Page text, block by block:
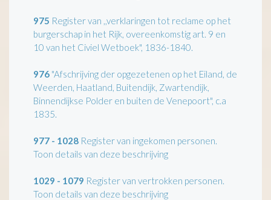
975 Register van ,,verklaringen tot reclame op het
burgerschap in het Rijk, overeenkomstig art. 9 en
10 van het Civiel Wetboek", 1836-1840.
976 "Afschrijving der opgezetenen op het Eiland, de
Weerden, Haatland, Buitendijk, Zwartendijk,
Binnendijkse Polder en buiten de Venepoort", c.a
1835.
977 - 1028 Register van ingekomen personen.
Toon details van deze beschrijving
1029 - 1079 Register van vertrokken personen.
Toon details van deze beschrijving